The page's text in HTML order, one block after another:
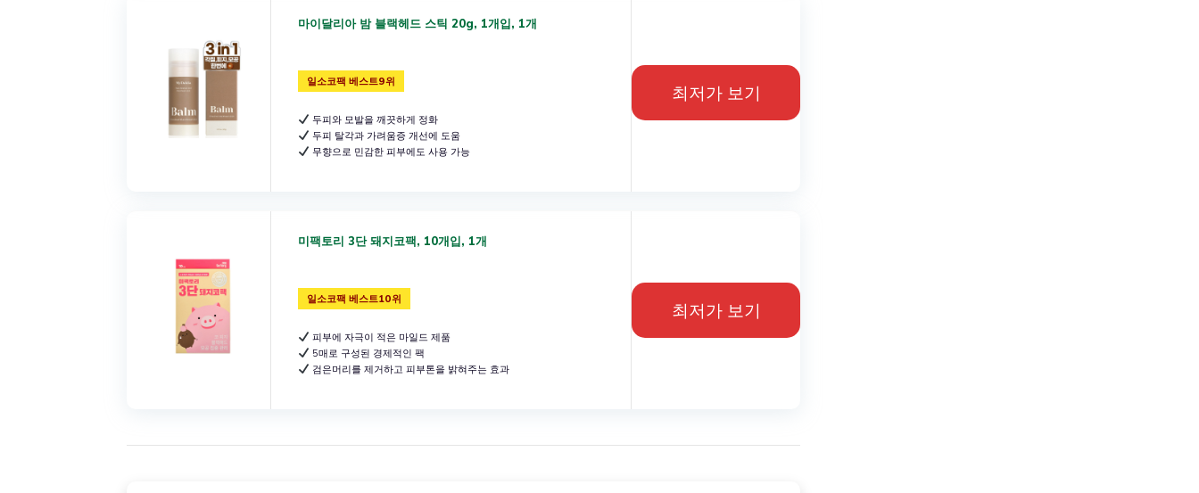
마이달리아 밤 블랙헤드 스틱 20g, 1개입, 1개
일소코팩 베스트9위
두피와 모발을 깨끗하게 정화
두피 탈각과 가려움증 개선에 도움
무향으로 민감한 피부에도 사용 가능
최저가 보기
미팩토리 3단 돼지코팩, 10개입, 1개
일소코팩 베스트10위
피부에 자극이 적은 마일드 제품
5매로 구성된 경제적인 팩
검은머리를 제거하고 피부톤을 밝혀주는 효과
최저가 보기